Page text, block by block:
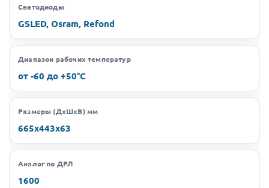
Светодиоды
GSLED, Osram, Refond
Диапазон рабочих температур
от -60 до +50°C
Размеры (ДхШхВ) мм
665х443х63
Аналог по ДРЛ
1600